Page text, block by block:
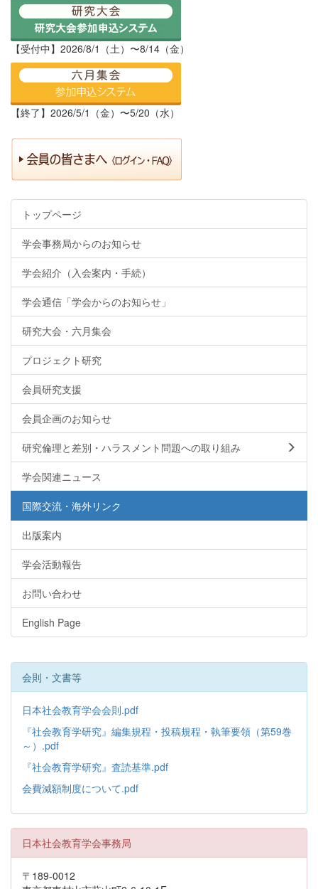
【受付中】2026/8/1（土）〜8/14（金）
【終了】2026/5/1（金）〜5/20（水）
トップページ
学会事務局からのお知らせ
学会紹介（入会案内・手続）
学会通信「学会からのお知らせ」
研究大会・六月集会
プロジェクト研究
会員研究支援
会員企画のお知らせ
研究倫理と差別・ハラスメント問題への取り組み
学会関連ニュース
国際交流・海外リンク
出版案内
学会活動報告
お問い合わせ
English Page
会則・文書等
日本社会教育学会会則.pdf
『社会教育学研究』編集規程・投稿規程・執筆要領（第59巻
～）.pdf
『社会教育学研究』査読基準.pdf
会費減額制度について.pdf
日本社会教育学会事務局
〒189-0012